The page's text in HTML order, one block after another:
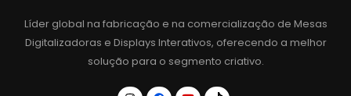
Líder global na fabricação e na comercialização de Mesas
Digitalizadoras e Displays Interativos, oferecendo a melhor
solução para o segmento criativo.